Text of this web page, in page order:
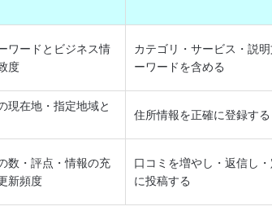
ワードとビジネス情
度
カテゴリ・サービス・説
ーワードを含める
現在地・指定地域と
住所情報を正確に登録する
数・評点・情報の充
新頻度
口コミを増やし・返信し
に投稿する